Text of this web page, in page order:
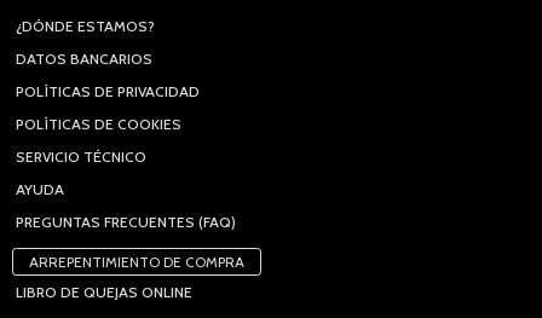
¿DÓNDE ESTAMOS?
DATOS BANCARIOS
POLÍTICAS DE PRIVACIDAD
POLÍTICAS DE COOKIES
SERVICIO TÉCNICO
AYUDA
PREGUNTAS FRECUENTES (FAQ)
ARREPENTIMIENTO DE COMPRA
LIBRO DE QUEJAS ONLINE